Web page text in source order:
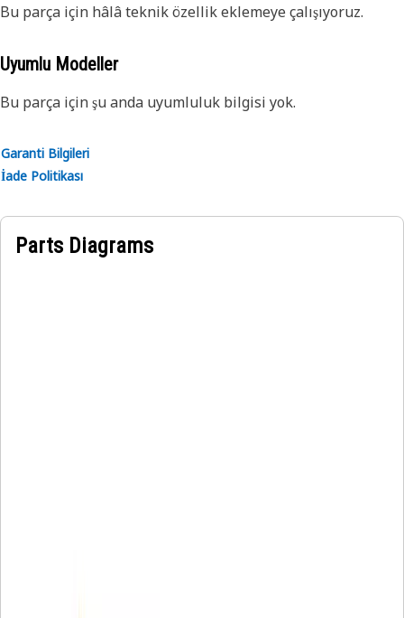
Bu parça için hâlâ teknik özellik eklemeye çalışıyoruz.
Uyumlu Modeller
Bu parça için şu anda uyumluluk bilgisi yok.
Garanti Bilgileri
İade Politikası
Parts Diagrams